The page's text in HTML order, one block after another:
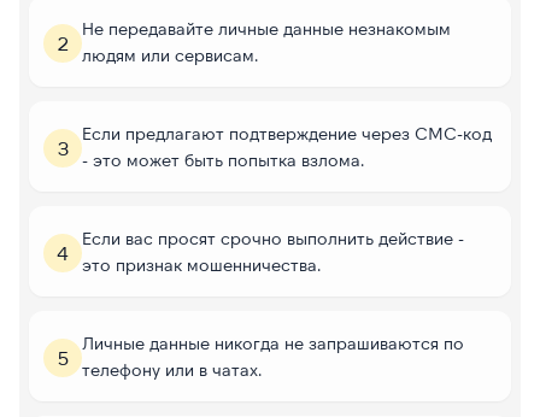
2
Не передавайте личные данные незнакомым
людям или сервисам.
3
Если предлагают подтверждение через СМС-код
- это может быть попытка взлома.
4
Если вас просят срочно выполнить действие -
это признак мошенничества.
5
Личные данные никогда не запрашиваются по
телефону или в чатах.